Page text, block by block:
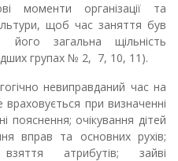
моменти організації та
щоб час заняття був
його загальна щільність
групах № 2, 7, 10, 11).
невиправданий час на
враховується при визначенні
пояснення; очікування дітей
вправ та основних рухів;
атрибутів; зайві